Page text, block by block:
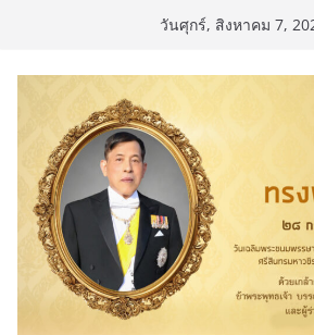
content
วันศุกร์, สิงหาคม 7,